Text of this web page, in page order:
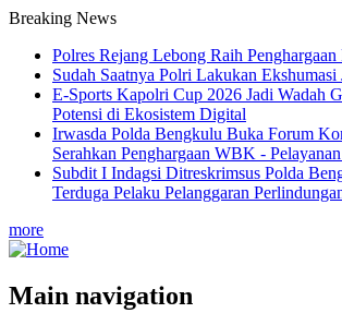
Breaking News
Polres Rejang Lebong Raih
Sudah Saatnya Polri Lakukan Ekshumasi
E-Sports Kapolri Cup 2026 Jadi Wadah
Potensi di Ekosistem Digital
Irwasda Polda Bengkulu Buka Forum
Serahkan Penghargaan WBK -
Subdit I Indagsi Ditreskrimsus Polda
Terduga Pelaku Pelanggaran
more
Main navigation